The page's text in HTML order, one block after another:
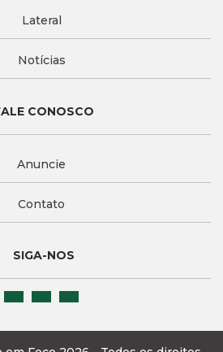
Lateral
Notícias
CONOSCO
Anuncie
Contato
SIGA-NOS